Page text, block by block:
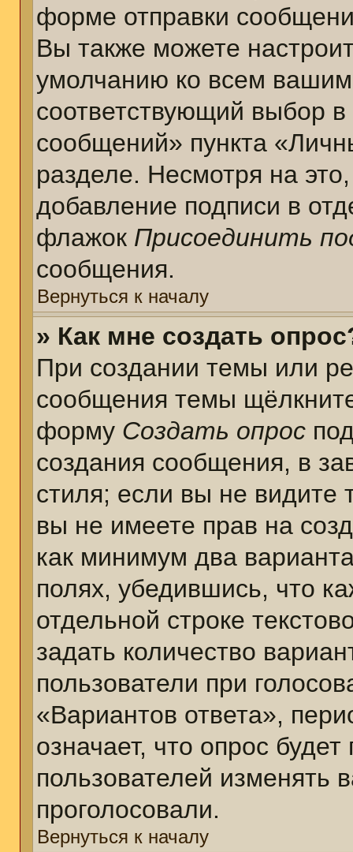
форме отправки
Вы также можете
умолчанию ко всем
соответствующий выбор
сообщений» пункта
разделе. Несмотря на
добавление подписи в
флажок Присоединить
сообщения.
Вернуться к началу
» Как мне создать
При создании темы или
сообщения темы
форму Создать опрос
создания сообщения, в
стиля; если вы не видите
вы не имеете прав на
как минимум два
полях, убедившись, что
отдельной строке
задать количество
пользователи при
«Вариантов ответа»,
означает, что опрос
пользователей изменять
проголосовали.
Вернуться к началу